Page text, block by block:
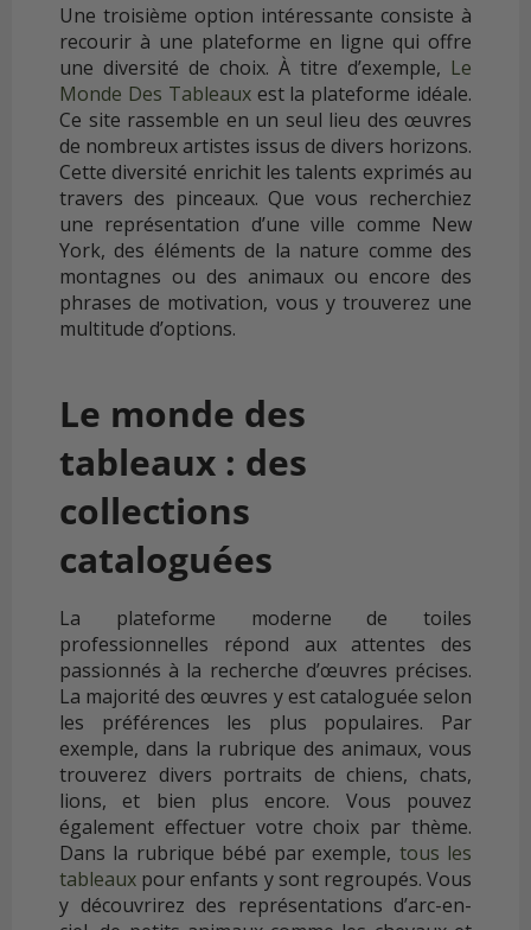
Une troisième option intéressante consiste à
recourir à une plateforme en ligne qui offre
une diversité de choix. À titre d’exemple, Le
Monde Des Tableaux est la plateforme idéale.
Ce site rassemble en un seul lieu des œuvres
de nombreux artistes issus de divers horizons.
Cette diversité enrichit les talents exprimés au
travers des pinceaux. Que vous recherchiez
une représentation d’une ville comme New
York, des éléments de la nature comme des
montagnes ou des animaux ou encore des
phrases de motivation, vous y trouverez une
multitude d’options.
Le monde des
tableaux : des
collections
cataloguées
La plateforme moderne de toiles
professionnelles répond aux attentes des
passionnés à la recherche d’œuvres précises.
La majorité des œuvres y est cataloguée selon
les préférences les plus populaires. Par
exemple, dans la rubrique des animaux, vous
trouverez divers portraits de chiens, chats,
lions, et bien plus encore. Vous pouvez
également effectuer votre choix par thème.
Dans la rubrique bébé par exemple, tous les
tableaux pour enfants y sont regroupés. Vous
y découvrirez des représentations d’arc-en-